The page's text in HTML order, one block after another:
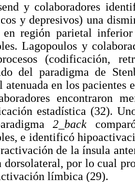
y colaboradores
y depresivos) una
región parietal
Lagopoulos y
(codificación,
del paradigma de
atenuada en los
encontraron
estadística (32).
2_back
e identificó
de la ínsula
dorsolateral, por lo cual
límbica (29).